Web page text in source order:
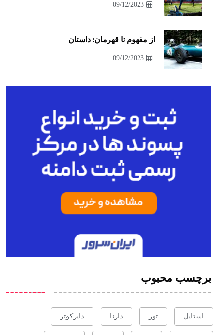
09/12/2023
از مفهوم تا قهرمان: داستان
09/12/2023
برچسب محبوب
استایل تور دارنا دایرکوتر